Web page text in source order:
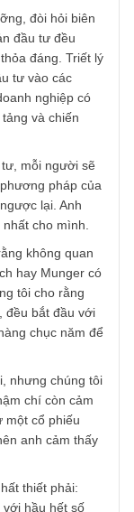
triển khác. Chúng
chưa đúng vấn
Buffett, hay
là một
Một doanh
hoặc một doanh
xem bài này:
lưỡng, đòi hỏi
đầu tư đều
lợi thỏa đáng. Triết
đầu tư vào các
doanh nghiệp có
tảng và chiến
đầu tư, mỗi người
– phương pháp
và ngược lại. Anh